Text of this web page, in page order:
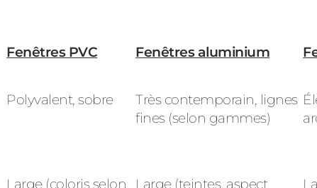
Fenêtres PVC Fenêtres aluminium
Polyvalent, sobre Très contemporain, lignes
fines (selon gammes)
Large (coloris selon Large (teintes, aspect